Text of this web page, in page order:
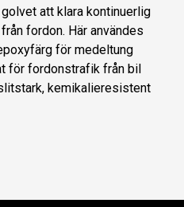
att klara kontinuerlig
fordon. Här användes
för medeltung
för fordonstrafik från bil
kemikalieresistent